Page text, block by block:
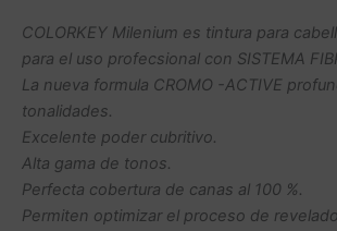
COLORKEY Milenium es tintura para
para el uso profecsional con SISTEMA
La nueva formula CROMO -ACTIVE
tonalidades.
Excelente poder cubritivo.
Alta gama de tonos.
Perfecta cobertura de canas al 100 %.
Permiten optimizar el proceso de